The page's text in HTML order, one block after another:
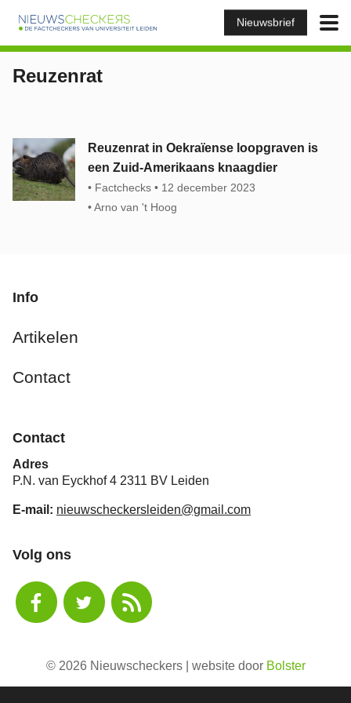
Nieuwsbrief
Reuzenrat
Reuzenrat in Oekraïense loopgraven is
een Zuid-Amerikaans knaagdier
Factchecks
12 december 2023
Arno van 't Hoog
Info
Artikelen
Contact
Contact
Adres
P.N. van Eyckhof 4 2311 BV Leiden
E-mail: nieuwscheckersleiden@gmail.com
Volg ons
© 2026 Nieuwscheckers | website door Bolster